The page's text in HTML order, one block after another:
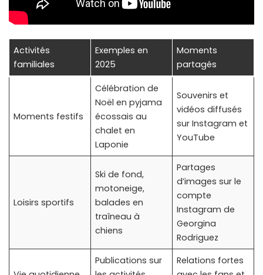
Activités
familiales
Exemples en
2025
Moments
partagés
Moments festifs
Célébration de
Noël en pyjama
écossais au
chalet en
Laponie
Souvenirs et
vidéos diffusés
sur Instagram et
YouTube
Loisirs sportifs
Ski de fond,
motoneige,
balades en
traîneau à
chiens
Partages
d’images sur le
compte
Instagram de
Georgina
Rodriguez
Publications sur
Relations fortes